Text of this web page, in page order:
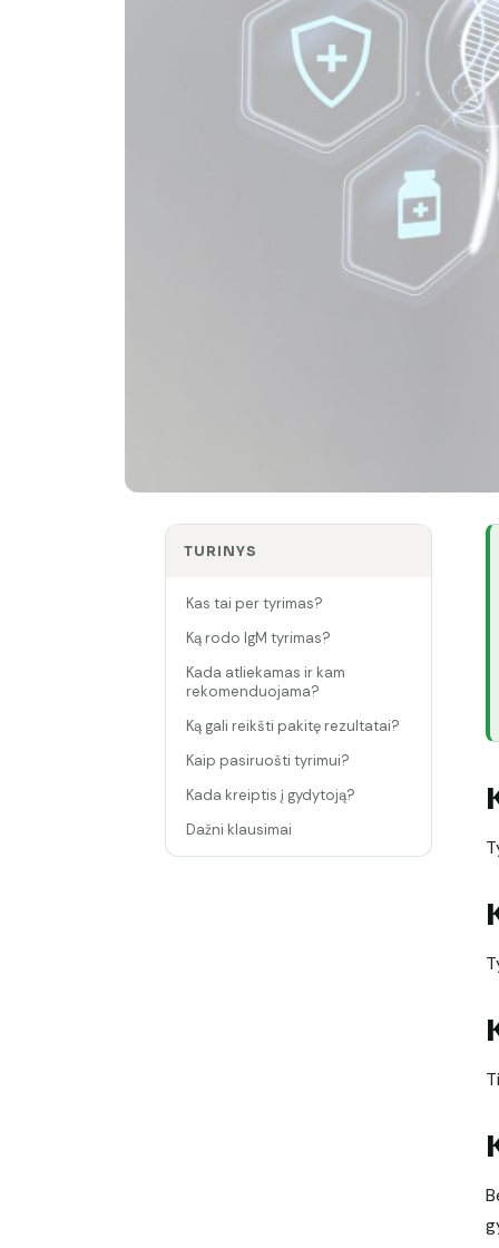
TURINYS
Kas tai per tyrimas?
Ką rodo IgM tyrimas?
Kada atliekamas ir kam
rekomenduojama?
Ką gali reikšti pakitę rezultatai?
Kaip pasiruošti tyrimui?
Kada kreiptis į gydytoją?
Dažni klausimai